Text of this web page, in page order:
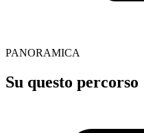
PANORAMICA
Su questo percorso